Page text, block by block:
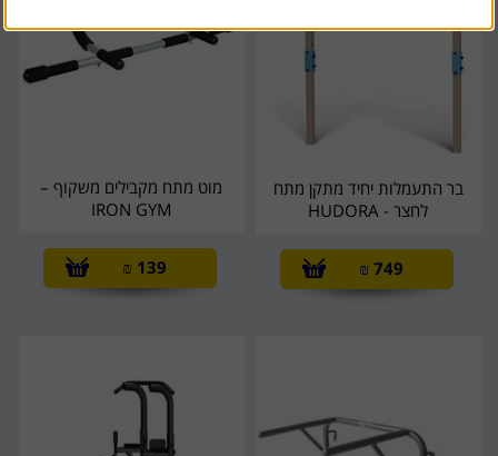
בר התעמלות יחיד מתקן מתח
לחצר - HUDORA
749
₪
מוט מתח מקבילים משקוף –
IRON GYM
139
₪